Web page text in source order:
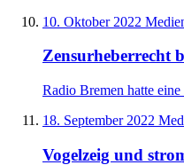
10. Oktober 2022
Zensurheberrecht
Radio Bremen hatte
18. September 2022
Vogelzeig und